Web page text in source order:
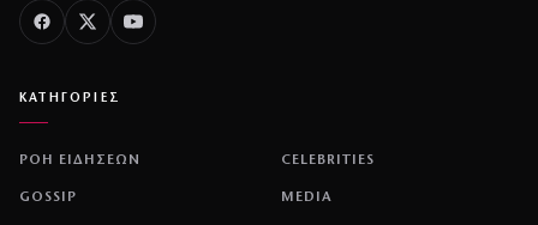
ΚΑΤΗΓΟΡΙΕΣ
ΡΟΗ ΕΙΔΗΣΕΩΝ CELEBRITIES
GOSSIP MEDIA